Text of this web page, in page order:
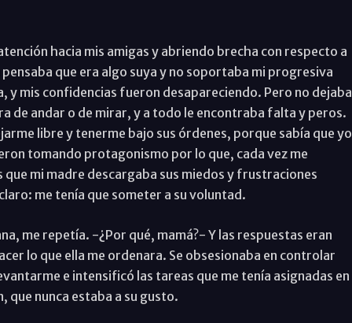
hacia mis amigas y abriendo brecha con respecto a
que era algo suya y no soportaba mi progresiva
y mis confidencias fueron desapareciendo. Pero no dejaba
de andar o de mirar, y a todo le encontraba falta y peros.
libre y tenerme bajo sus órdenes, porque sabía que yo
tomando protagonismo por lo que, cada vez me
que mi madre descargaba sus miedos y frustraciones
me tenía que someter a su voluntad.
me repetía. -¿Por qué, mamá?- Y las respuestas eran
lo que ella me ordenara. Se obsesionaba en controlar
e intensificó las tareas que me tenía asignadas en
que nunca estaba a su gusto.